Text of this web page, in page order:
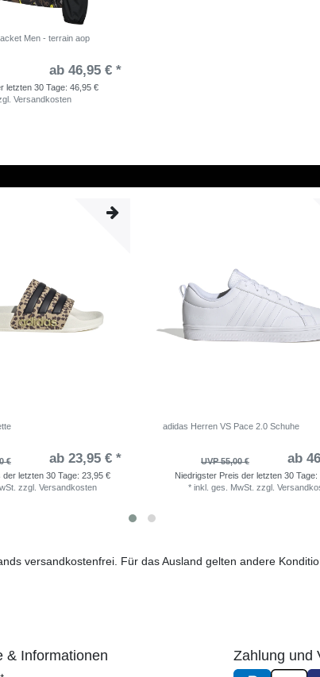
Men - terrain aop
ab 46,95 € *
letzten 30 Tage:46,95 €
Versandkosten
€ ab 23,95 € *
letzten 30 Tage: 23,95 €
zzgl. Versandkosten
adidas Herren VS Pace 2.0 Schuhe
UVP 55,00 € ab
Niedrigster Preis der letzten 30 Tage:
* inkl. ges. MwSt. zzgl.
versandkostenfrei. Für das Ausland gelten andere
& Informationen Zahlung und